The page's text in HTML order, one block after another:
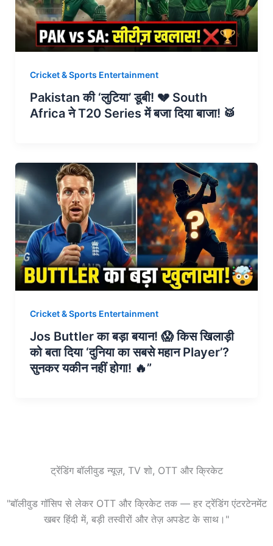
Cricket & Sports Entertainment
Pakistan की ‘लुटिया’ डूबी! 💔 South
Africa ने T20 Series में बजा दिया बाजा! 🥁
Cricket & Sports Entertainment
Jos Buttler का बड़ा बयान! 😱 किस खिलाड़ी
को बता दिया ‘दुनिया का सबसे महान Player’?
सुनकर यकीन नहीं होगा! 🔥”
ट्रेंडिंग बॉलीवुड न्यूज़, TV शो, OTT और क्रिकेट
"बॉलीवुड गॉसिप से लेकर OTT और क्रिकेट तक — हर ट्रेंडिंग एंटरटेनमेंट
खबर हिंदी में, बड़ी तस्वीरों और तेज़ अपडेट के साथ।"